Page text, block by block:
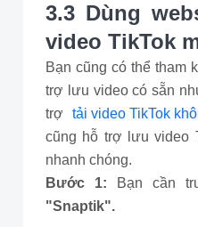
3.3 Dùng
video TikTok
Bạn cũng có thể tham
trợ lưu video có sẵn
trợ tải video TikTok
cũng hỗ trợ lưu video
nhanh chóng.
Bước 1:
Bạn cần
"Snaptik".